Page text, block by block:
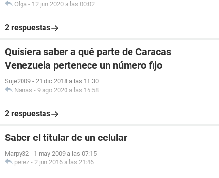
Olga - 12 jun 2020 a las 00:02
2 respuestas
Quisiera saber a qué parte de Caracas
Venezuela pertenece un número fijo
Suje2009 - 21 dic 2018 a las 11:30
Nanas - 9 ago 2020 a las 16:58
2 respuestas
Saber el titular de un celular
Marpy32 - 1 may 2009 a las 07:15
perez - 2 jun 2016 a las 21:46